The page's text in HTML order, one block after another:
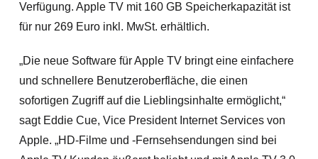
Verfügung. Apple TV mit 160 GB Speicherkapazität ist
für nur 269 Euro inkl. MwSt. erhältlich.
„Die neue Software für Apple TV bringt eine einfachere
und schnellere Benutzeroberfläche, die einen
sofortigen Zugriff auf die Lieblingsinhalte ermöglicht,“
sagt Eddie Cue, Vice President Internet Services von
Apple. „HD-Filme und -Fernsehsendungen sind bei